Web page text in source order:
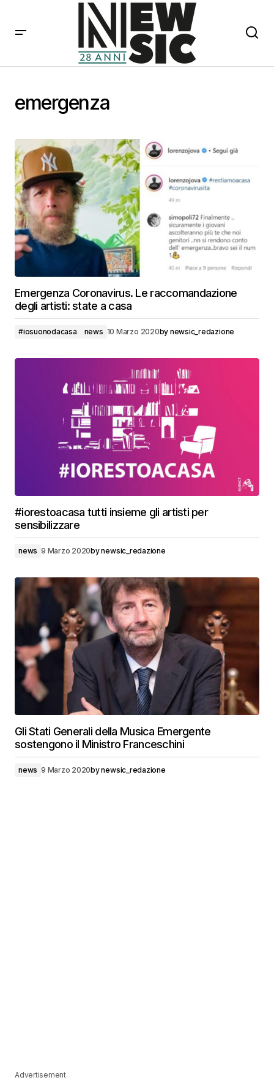
emergenza
Emergenza Coronavirus. Le raccomandazione
degli artisti: state a casa
#iosuonodacasa news 10 Marzo 2020by newsic_redazione
#iorestoacasa tutti insieme gli artisti per
sensibilizzare
news 9 Marzo 2020bynewsic_redazione
Gli Stati Generali della Musica Emergente
sostengono il Ministro Franceschini
news 9 Marzo 2020bynewsic_redazione
Advertisement